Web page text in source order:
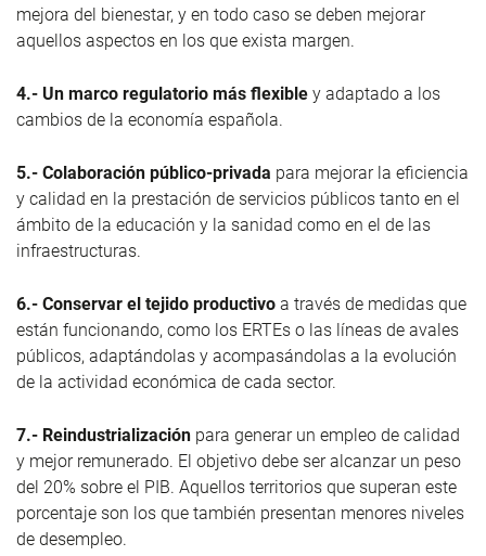
mejora del bienestar, y en todo caso se deben mejorar
aquellos aspectos en los que exista margen.
4.- Un marco regulatorio más flexible y adaptado a los
cambios de la economía española.
5.- Colaboración público-privada para mejorar la eficiencia
y calidad en la prestación de servicios públicos tanto en el
ámbito de la educación y la sanidad como en el de las
infraestructuras.
6.- Conservar el tejido productivo a través de medidas que
están funcionando, como los ERTEs o las líneas de avales
públicos, adaptándolas y acompasándolas a la evolución
de la actividad económica de cada sector.
7.- Reindustrialización para generar un empleo de calidad
y mejor remunerado. El objetivo debe ser alcanzar un peso
del 20% sobre el PIB. Aquellos territorios que superan este
porcentaje son los que también presentan menores niveles
de desempleo.